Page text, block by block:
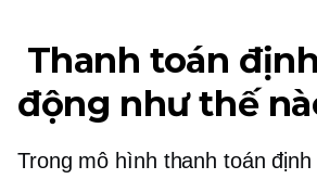
Thanh toán
động như thế
Trong mô hình thanh toán